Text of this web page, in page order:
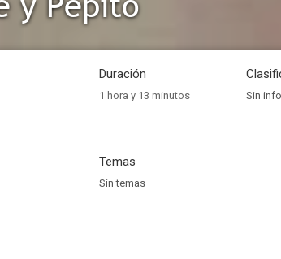
Duración
1 hora y 13 minutos Sin
Temas
Sin temas